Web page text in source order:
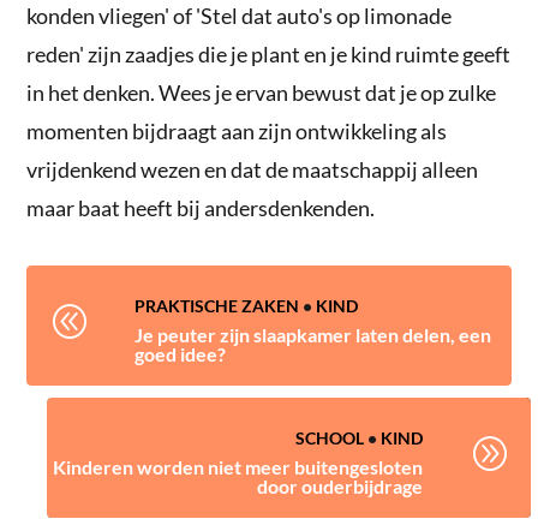
konden vliegen' of 'Stel dat auto's op limonade
reden' zijn zaadjes die je plant en je kind ruimte geeft
in het denken. Wees je ervan bewust dat je op zulke
momenten bijdraagt aan zijn ontwikkeling als
vrijdenkend wezen en dat de maatschappij alleen
maar baat heeft bij andersdenkenden.
@ PRAKTISCHE ZAKEN • KIND
Je peuter zijn slaapkamer laten delen, een
goed idee?
SCHOOL• KIND
Kinderen worden niet meer buitengesloten
door ouderbijdrage
A